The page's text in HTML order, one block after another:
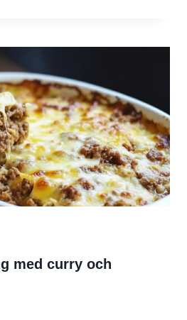
med curry och